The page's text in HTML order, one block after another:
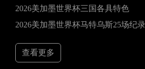
2026美加墨世界杯三国各具特色
2026美加墨世界杯马特乌斯25场纪录
查看更多